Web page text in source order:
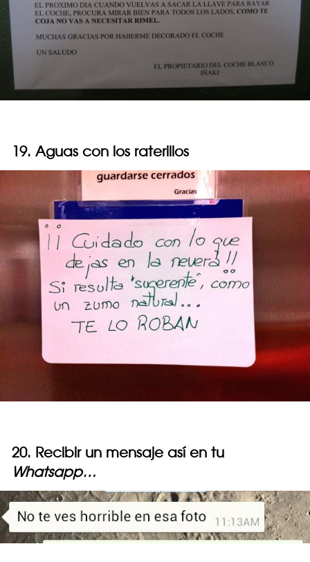
19. Aguas con los raterillos
20. Recibir un mensaje así en tu
Whatsapp…